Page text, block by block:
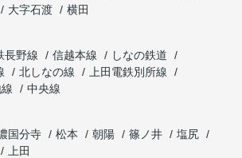
大字石渡
横田
長野線 信越本線
しなの鉄道
北しなの線
上田電鉄別所線
中央線
国分寺 松本 朝陽 篠ノ井
塩尻
上田